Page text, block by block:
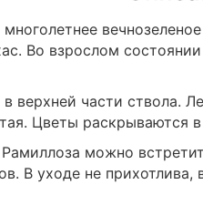
Во взрослом
верхней части ствола.
Цветы раскрываются
можно
В уходе не